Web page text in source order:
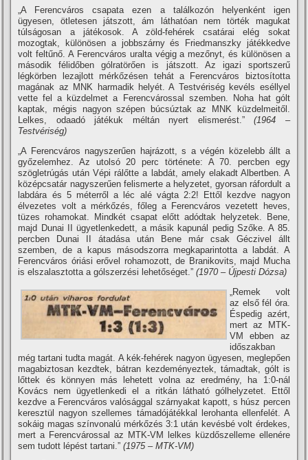
„A Ferencváros csapata ezen a találkozón helyenként igen
ügyesen, ötletesen játszott, ám láthatóan nem törték magukat
túlságosan a játékosok. A zöld-fehérek csatárai elég sokat
mozogtak, különösen a jobbszárny és Friedmanszky játékkedve
volt feltűnő. A Ferencváros uralta végig a mezőnyt, és különösen a
második félidőben gólratörően is játszott. Az igazi sportszerű
légkörben lezajlott mérkőzésen tehát a Ferencváros biztosí­totta
magának az MNK harmadik helyét. A Testvériség kevéls eséllyel
vette fel a küzdelmet a Ferencvárossal szemben. Noha hat gólt
kaptak, mégis nagyon szépen búcsúztak az MNK küzdelmeitől.
Lelkes, odaadó játékuk méltán nyert elismerést.”(1964 –
Testvériség)
„A Ferencváros nagyszerűen hajrázott, s a végén közelebb állt a
győzelemhez. Az utolsó 20 perc története: A 70. percben egy
szögletrúgás után Vépi rálőtte a labdát, amely elakadt Albertben. A
középcsatár nagyszerűen felismerte a helyzetet, gyorsan ráfordult a
labdára és 5 méterről a léc alé vágta 2:2! Ettől kezdve nagyon
élvezetes volt a mérkőzés, főleg a Ferencváros vezetett heves,
tüzes rohamokat. Mindkét csapat előtt adódtak helyzetek. Bene,
majd Dunai II ügyetlenkedett, a másik kapunál pedig Szőke. A 85.
percben Dunai II átadása után Bene már csak Géczivel állt
szemben, de a kapus másodszorra megkaparintotta a labdát. A
Ferencváros óriási erővel rohamozott, de Branikovits, majd Mucha
is elszalasztotta a gólszerzési lehetőséget.”(1970 – Újpesti Dózsa)
„Remek volt
az első fél óra.
Éspedig azért,
mert az MTK-
VM ebben az
időszakban
még tartani tudta magát. A kék-fehérek nagyon ügyesen, meglepően
magabiztosan kezdtek, bátran kezdeményeztek, támadtak, gólt is
lőttek és könnyen más lehetett volna az eredmény, ha 1:0-nál
Kovács nem ügyetlenkedi el a ritkán látható gólhelyzetet. Ettől
kezdve a Ferencváros valósággal szárnyakat kapott, s húsz percen
keresztül nagyon szellemes támadójátékkal lerohanta ellenfelét. A
sokáig magas szí­nvonalú mérkőzés 3:1 után kevésbé volt érdekes,
mert a Ferencvárossal az MTK-VM lelkes küzdőszelleme ellenére
sem tudott lépést tartani.” (1975 – MTK-VM)